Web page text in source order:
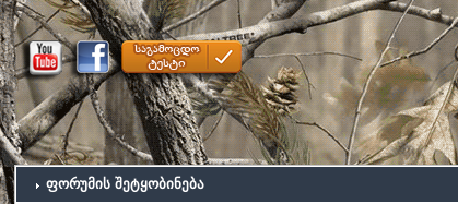
ფორუმის შეტყობინება